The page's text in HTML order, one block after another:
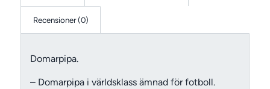
Recensioner (0)
Domarpipa.
– Domarpipa i världsklass ämnad för fotboll.